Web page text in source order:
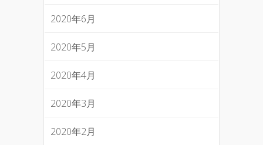
2020年6月
2020年5月
2020年4月
2020年3月
2020年2月